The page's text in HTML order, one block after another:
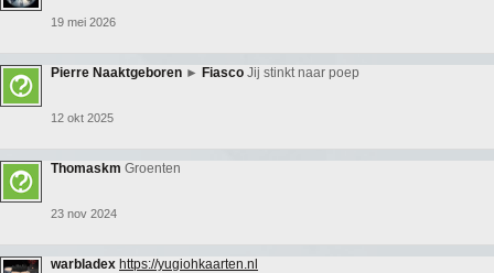
19 mei 2026
Pierre Naaktgeboren ► Fiasco Jij stinkt naar poep
12 okt 2025
Thomaskm Groenten
23 nov 2024
warbladex https://yugiohkaarten.nl